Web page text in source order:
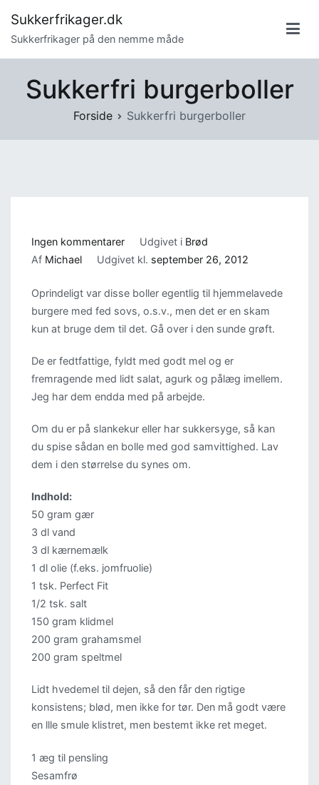
indhold
Sukkerfrikager.dk
Sukkerfrikager på den nemme måde
Sukkerfri burgerboller
Forside Sukkerfri burgerboller
Ingen kommentarertil
Sukkerfri
Udgivet i Brød
Af Michael Udgivet kl. september 26, 2012
Oprindeligt var disse boller egentlig til hjemmelavede
burgere med fed sovs, o.s.v., men det er en skam
kun at bruge dem til det. Gå over i den sunde grøft.
De er fedtfattige, fyldt med godt mel og er
fremragende med lidt salat, agurk og pålæg imellem.
Jeg har dem endda med på arbejde.
Om du er på slankekur eller har sukkersyge, så kan
du spise sådan en bolle med god samvittighed. Lav
dem i den størrelse du synes om.
Indhold:
50 gram gær
3 dl vand
3 dl kærnemælk
1 dl olie (f.eks. jomfruolie)
1 tsk. Perfect Fit
1/2 tsk. salt
150 gram klidmel
200 gram grahamsmel
200 gram speltmel
Lidt hvedemel til dejen, så den får den rigtige
konsistens; blød, men ikke for tør. Den må godt være
en llle smule klistret, men bestemt ikke ret meget.
1 æg til pensling
Sesamfrø